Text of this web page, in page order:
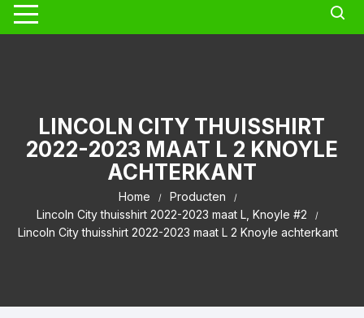
LINCOLN CITY THUISSHIRT
2022-2023 MAAT L 2 KNOYLE
ACHTERKANT
Home
Producten
Lincoln City thuisshirt 2022-2023 maat L, Knoyle #2
Lincoln City thuisshirt 2022-2023 maat L 2 Knoyle achterkant